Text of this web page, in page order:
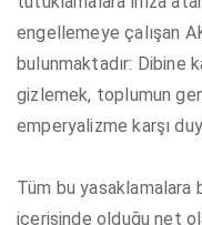
engellemeye çalışan
bulunmaktadır: Dibine
gizlemek, toplumun
emperyalizme karşı
Tüm bu yasaklamalara
içerisinde olduğu net